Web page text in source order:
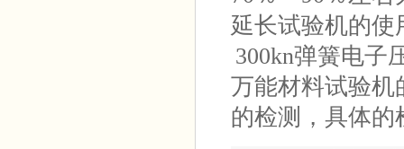
延长试验机的使
300kn弹簧电子
万能材料试验机
的检测，具体